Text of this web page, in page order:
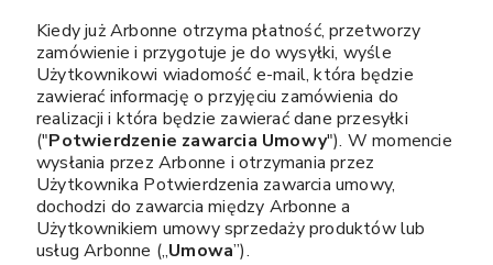
Kiedy już Arbonne otrzyma płatność, przetworzy
zamówienie i przygotuje je do wysyłki, wyśle
Użytkownikowi wiadomość e-mail, która będzie
zawierać informację o przyjęciu zamówienia do
realizacji i która będzie zawierać dane przesyłki
("Potwierdzenie zawarcia Umowy"). W momencie
wysłania przez Arbonne i otrzymania przez
Użytkownika Potwierdzenia zawarcia umowy,
dochodzi do zawarcia między Arbonne a
Użytkownikiem umowy sprzedaży produktów lub
usług Arbonne („Umowa”).